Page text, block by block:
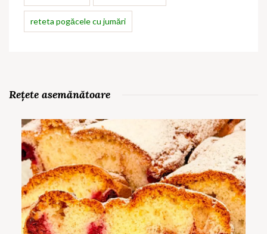
reteta pogăcele cu jumări
Rețete asemănătoare